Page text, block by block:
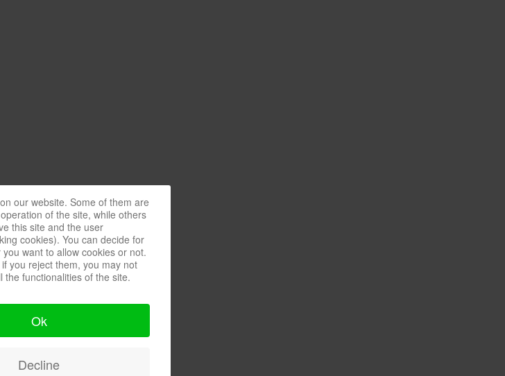
our website. Some of them are
of the site, while others
this site and the user
cookies). You can decide for
want to allow cookies or not.
you reject them, you may not
the functionalities of the site.
Ok
Decline